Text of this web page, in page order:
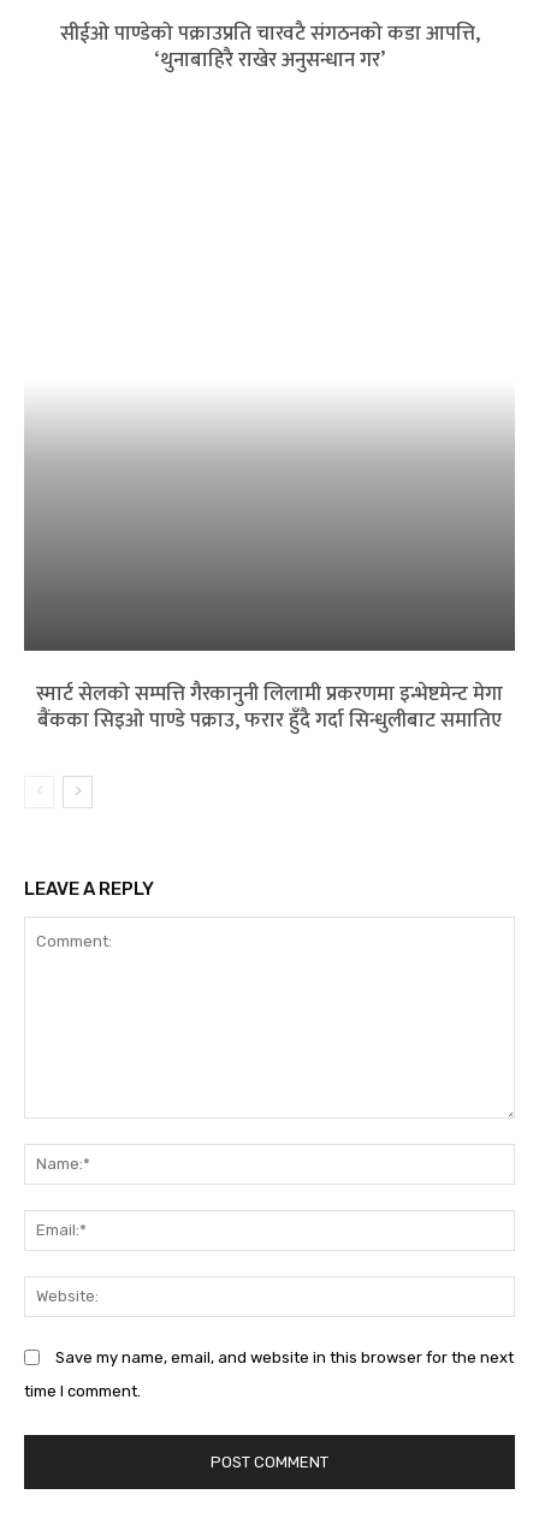
सीईओ पाण्डेको पक्राउप्रति चारवटै संगठनको कडा आपत्ति,
‘थुनाबाहिरै राखेर अनुसन्धान गर’
स्मार्ट सेलको सम्पत्ति गैरकानुनी लिलामी प्रकरणमा इन्भेष्टमेन्ट मेगा
बैंकका सिइओ पाण्डे पक्राउ, फरार हुँदै गर्दा सिन्धुलीबाट समातिए
LEAVE A REPLY
Save my name, email, and website in this browser for the next
time I comment.